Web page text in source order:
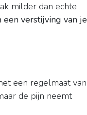
milder dan echte
verstijving van je
een regelmaat van
de pijn neemt